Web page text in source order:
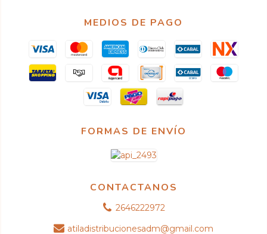
MEDIOS DE PAGO
FORMAS DE ENVÍO
CONTACTANOS
2646222972
atiladistribucionesadm@gmail.com